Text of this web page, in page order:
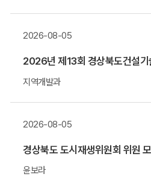
2026-08-05
2026년 제13회 경상북도건설기
지역개발과
2026-08-05
경상북도 도시재생위원회 위원
윤보라